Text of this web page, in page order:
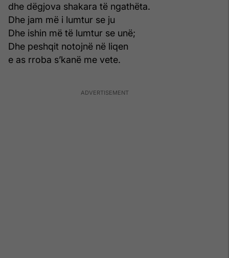
dhe dëgjova shakara të ngathëta.
Dhe jam më i lumtur se ju
Dhe ishin më të lumtur se unë;
Dhe peshqit notojnë në liqen
e as rroba s’kanë me vete.